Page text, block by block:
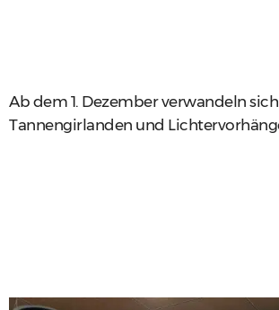
Ab dem 1. Dezember verwandeln
Tannengirlanden und